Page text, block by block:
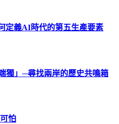
定義AI時代的第五生產要素
獨」─尋找兩岸的歷史共鳴箱
怕